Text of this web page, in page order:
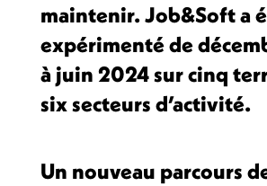
maintenir. Job&Soft a
expérimenté de
à juin 2024 sur cinq
six secteurs d’activité.
Un nouveau parcours